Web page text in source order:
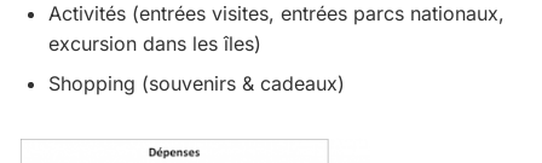
Activités (entrées visites, entrées parcs nationaux,
excursion dans les îles)
Shopping (souvenirs & cadeaux)